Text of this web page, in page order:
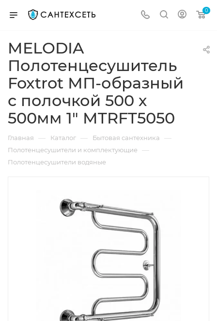
0
MELODIA
Полотенцесушитель
Foxtrot МП-образный
с полочкой 500 х
500мм 1" MTRFT5050
Главная — Каталог — Бытовая сантехника —
Полотенцесушители и комплектующие —
Полотенцесушители водяные